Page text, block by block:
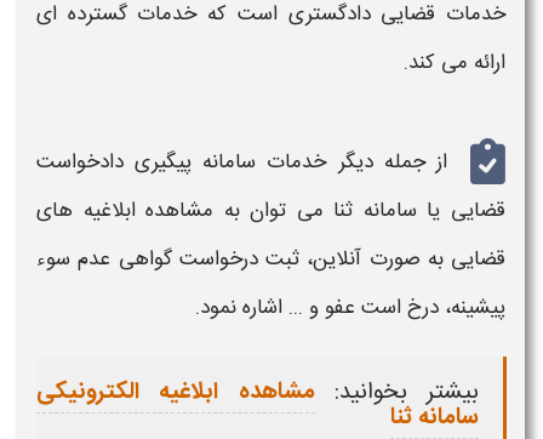
خدمات قضاییدادگستری است که خدمات گسترده ای
ارائه می کند.
از جمله دیگر خدمات سامانه پیگیری دادخواست
قضایی یا سامانه ثنا می توان به مشاهدهابلاغیه های
قضاییبه صورت آنلاین، ثبت درخواست گواهی عدم سوء
پیشینه، درخ است عفو و ... اشاره نمود.
بیشتر بخوانید: مشاهده ابلاغیه الکترونیکی
سامانه ثنا